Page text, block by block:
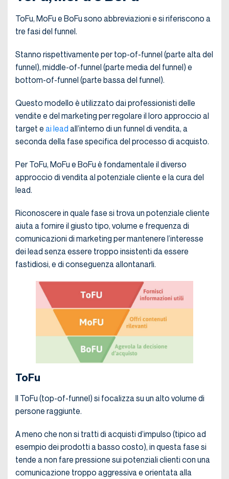
ToFu, MoFu e BoFu sono abbreviazioni e si riferiscono a
tre fasi del funnel.
Stanno rispettivamente per top-of-funnel (parte alta del
funnel), middle-of-funnel (parte media del funnel) e
bottom-of-funnel (parte bassa del funnel).
Questo modello è utilizzato dai professionisti delle
vendite e del marketing per regolare il loro approccio al
target e ai lead all’interno di un funnel di vendita, a
seconda della fase specifica del processo di acquisto.
Per ToFu, MoFu e BoFu è fondamentale il diverso
approccio di vendita al potenziale cliente e la cura del
lead.
Riconoscere in quale fase si trova un potenziale cliente
aiuta a fornire il giusto tipo, volume e frequenza di
comunicazioni di marketing per mantenere l’interesse
dei lead senza essere troppo insistenti da essere
fastidiosi, e di conseguenza allontanarli.
ToFu
Il ToFu (top-of-funnel) si focalizza su un alto volume di
persone raggiunte.
A meno che non si tratti di acquisti d’impulso (tipico ad
esempio dei prodotti a basso costo), in questa fase si
tende a non fare pressione sui potenziali clienti con una
comunicazione troppo aggressiva e orientata alla